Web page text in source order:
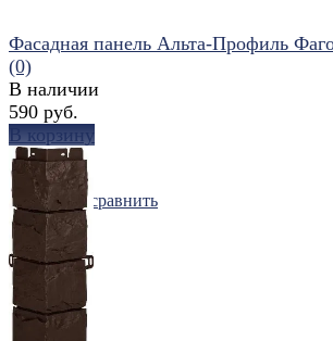
избранное сравнить
Фасадная панель Альта-Профиль
(0)
В наличии
590 руб.
В корзину